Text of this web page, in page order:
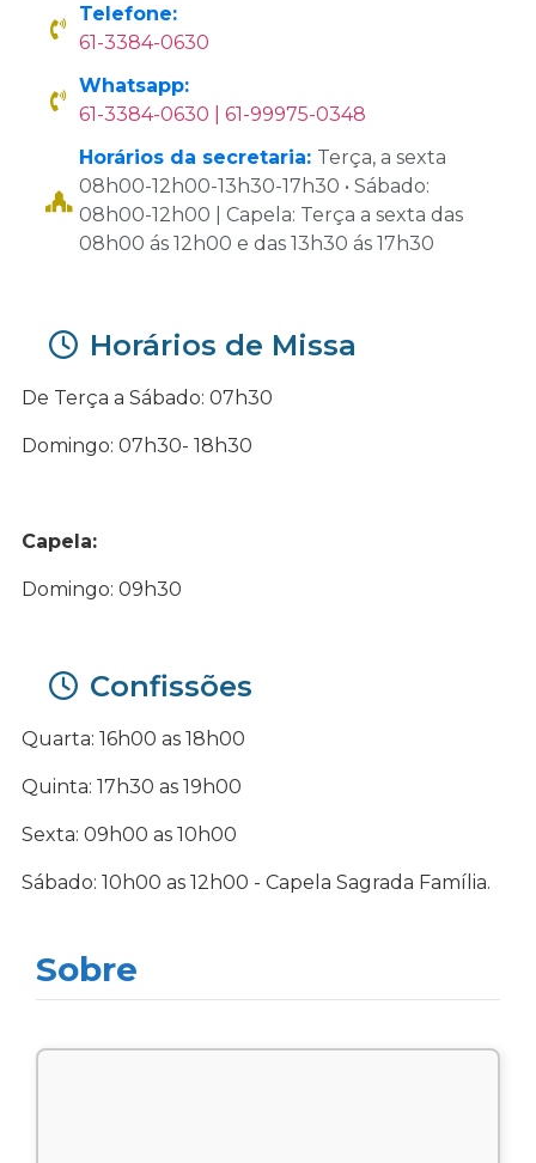
Telefone:
61-3384-0630
Whatsapp:
61-3384-0630 | 61-99975-0348
Horários da secretaria: Terça, a sexta
08h00-12h00-13h30-17h30 • Sábado:
08h00-12h00 | Capela: Terça a sexta das
08h00 ás 12h00 e das 13h30 ás 17h30
Horários de Missa
De Terça a Sábado: 07h30
Domingo: 07h30- 18h30
Capela:
Domingo: 09h30
Confissões
Quarta: 16h00 as 18h00
Quinta: 17h30 as 19h00
Sexta: 09h00 as 10h00
Sábado: 10h00 as 12h00 - Capela Sagrada Família.
Sobre